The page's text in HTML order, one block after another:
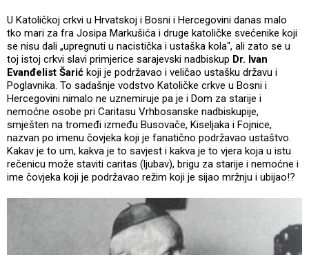
U Katoličkoj crkvi u Hrvatskoj i Bosni i Hercegovini danas malo
tko mari za fra Josipa Markušića i druge katoličke svećenike koji
se nisu dali „upregnuti u nacistička i ustaška kola“, ali zato se u
toj istoj crkvi slavi primjerice sarajevski nadbiskup Dr. Ivan
Evanđelist Šarić koji je podržavao i veličao ustašku državu i
Poglavnika. To sadašnje vodstvo Katoličke crkve u Bosni i
Hercegovini nimalo ne uznemiruje pa je i Dom za starije i
nemoćne osobe pri Caritasu Vrhbosanske nadbiskupije,
smješten na tromeđi između Busovače, Kiseljaka i Fojnice,
nazvan po imenu čovjeka koji je fanatično podržavao ustaštvo.
Kakav je to um, kakva je to savjest i kakva je to vjera koja u istu
rečenicu može staviti caritas (ljubav), brigu za starije i nemoćne i
ime čovjeka koji je podržavao režim koji je sijao mržnju i ubijao!?